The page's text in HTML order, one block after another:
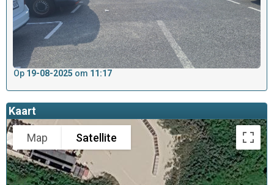
Op 19-08-2025 om 11:17
Kaart
Map Satellite